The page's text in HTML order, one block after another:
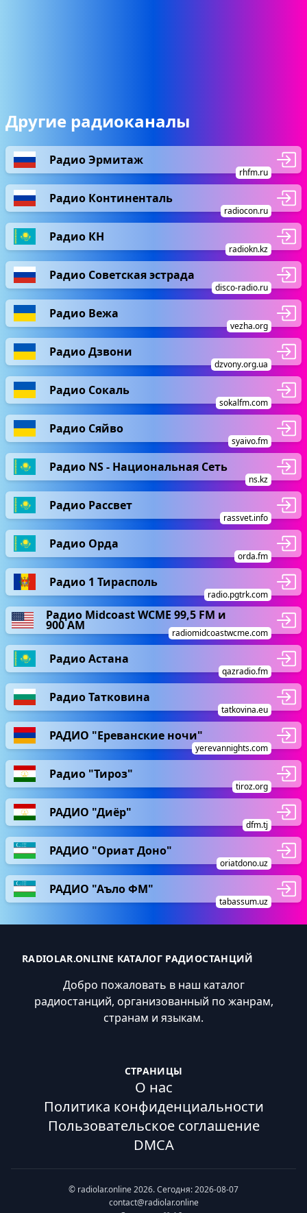
Другие радиоканалы
Радио Эрмитаж
rhfm.ru
Радио Континенталь
radiocon.ru
Радио КН
radiokn.kz
Радио Советская эстрада
disco-radio.ru
Радио Вежа
vezha.org
Радио Дзвони
dzvony.org.ua
Радио Сокаль
sokalfm.com
Радио Сяйво
syaivo.fm
Радио NS - Национальная Сеть
ns.kz
Радио Рассвет
rassvet.info
Радио Орда
orda.fm
Радио 1 Тирасполь
radio.pgtrk.com
Радио Midcoast WCME 99,5 FM и
900 AM
radiomidcoastwcme.com
Радио Астана
qazradio.fm
Радио Татковина
tatkovina.eu
РАДИО "Ереванские ночи"
yerevannights.com
Радио "Тироз"
tiroz.org
РАДИО "Диёр"
dfm.tj
РАДИО "Ориат Доно"
oriatdono.uz
РАДИО "Аъло ФМ"
tabassum.uz
RADIOLAR.ONLINE КАТАЛОГ РАДИОСТАНЦИЙ
Добро пожаловать в наш каталог
радиостанций, организованный по жанрам,
странам и языкам.
СТРАНИЦЫ
О нас
Политика конфиденциальности
Пользовательское соглашение
DMCA
© radiolar.online 2026. Сегодня: 2026-08-07
contact@radiolar.online